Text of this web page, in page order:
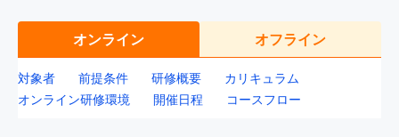
オンライン オフライン
対象者 前提条件 研修概要
カリキュラム
オンライン研修環境
開催日程 コースフロー